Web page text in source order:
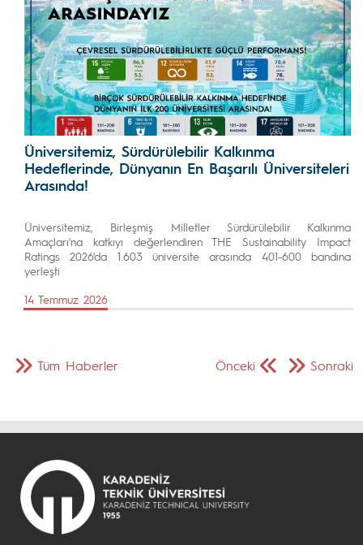
Üniversitemiz, Sürdürülebilir Kalkınma
Hedeflerinde, Dünyanın En Başarılı Üniversiteleri
Arasında!
Üniversitemiz, Birleşmiş Milletler Sürdürülebilir Kalkınma
Amaçları'na katkıyı değerlendiren THE Sustainability Impact
Ratings 2026'da 1.603 üniversite arasında 401-600 bandına
yerleşti
14 Temmuz 2026
Önceki Sonraki
Tüm Haberler